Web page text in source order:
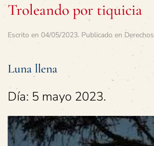
Troleando por tiquicia
Escrito en 04/05/2023. Publicado en Derechos
Luna llena
Día: 5 mayo 2023.